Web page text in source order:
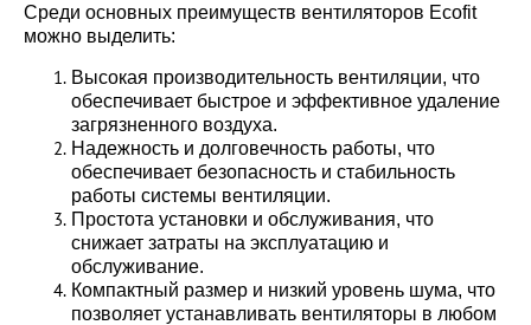
Среди основных преимуществ вентиляторов Ecofit
можно выделить:
Высокая производительность вентиляции, что
обеспечивает быстрое и эффективное удаление
загрязненного воздуха.
Надежность и долговечность работы, что
обеспечивает безопасность и стабильность
работы системы вентиляции.
Простота установки и обслуживания, что
снижает затраты на эксплуатацию и
обслуживание.
Компактный размер и низкий уровень шума, что
позволяет устанавливать вентиляторы в любом